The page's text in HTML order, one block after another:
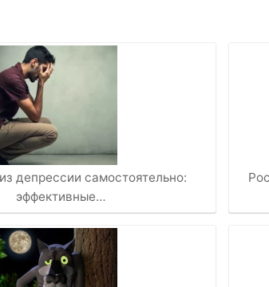
депрессии самостоятельно:
эффективные…